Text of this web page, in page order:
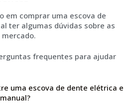
em comprar uma escova de
ter algumas dúvidas sobre as
frequentes para ajudar
uma escova de dente elétrica e